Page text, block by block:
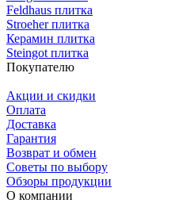
Feldhaus плитка
Stroeher плитка
Керамин плитка
Steingot плитка
Покупателю
Акции и скидки
Оплата
Доставка
Гарантия
Возврат и обмен
Советы по выбору
Обзоры продукции
О компании